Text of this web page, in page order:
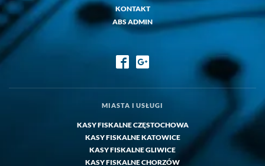
KONTAKT
ABS ADMIN
MIASTA I USŁUGI
KASY FISKALNE CZĘSTOCHOWA
KASY FISKALNE KATOWICE
KASY FISKALNE GLIWICE
KASY FISKALNE CHORZÓW